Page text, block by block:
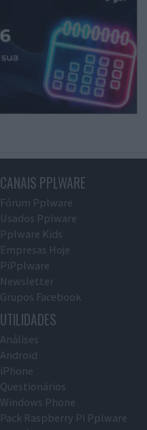
CANAIS PPLWARE
Fórum Pplware
Usados Pplware
Pplware Kids
Empresas Hoje
PiPplware
Newsletter
Grupos Facebook
UTILIDADES
Análises
Android
iPhone
Questionários
Windows Phone
Pack Raspberry Pi Pplware